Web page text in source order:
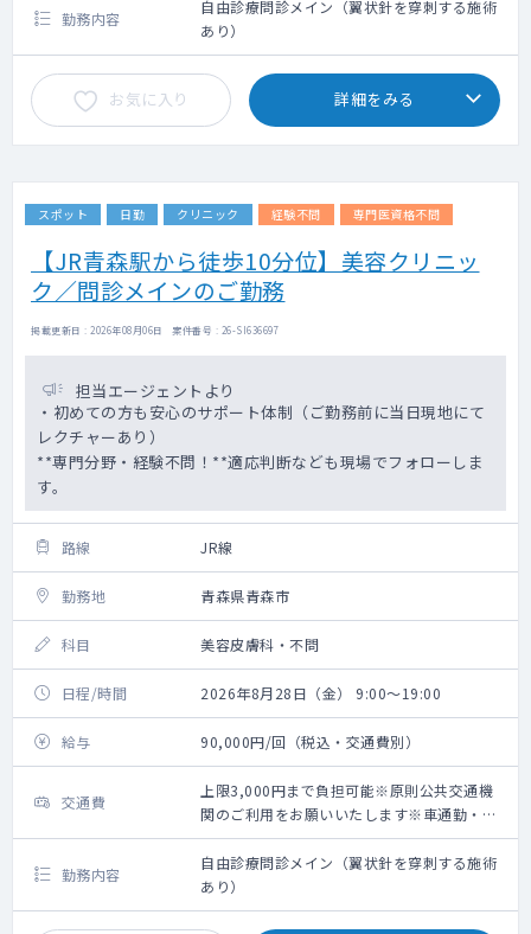
勤務内容
自由診療問診メイン（翼状針を穿刺する施術
あり）
お気に入り 詳細をみる
スポット 日勤 クリニック 経験不問 専門医資格不問
【JR青森駅から徒歩10分位】美容クリニッ
ク／問診メインのご勤務
掲載更新日 : 2026年08月06日 案件番号 : 26-SI636697
担当エージェントより
・初めての方も安心のサポート体制（ご勤務前に当日現地にて
レクチャーあり）
**専門分野・経験不問！**適応判断なども現場でフォローしま
す。
路線 JR線
勤務地 青森県青森市
科目 美容皮膚科・不問
日程/時間 2026年8月28日（金） 9:00～19:00
給与 90,000円/回（税込・交通費別）
交通費
上限3,000円まで負担可能※原則公共交通機
関のご利用をお願いいたします※車通勤・タ
クシー利用要相談
勤務内容
自由診療問診メイン（翼状針を穿刺する施術
あり）